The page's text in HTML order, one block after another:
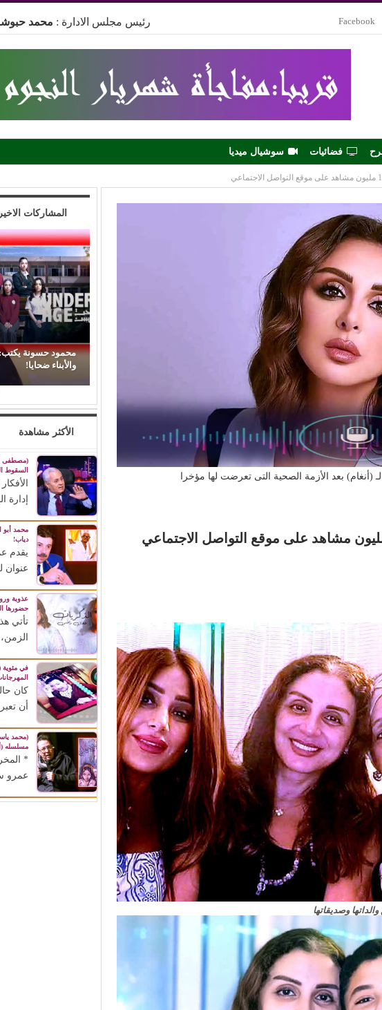
Facebook رئيس مجلس الادارة : محمد
فضائيات سوشيال ميديا
(أنغام) بعد الأزمة الصحية التى تعرضت لها مؤخرا
وصديقاتها
المشاركات
على
محمود حسونة يكتب: (تحت السن).. الأهل مذنبون
والأبناء ضحايا!
(الفن)
الأكثر مشاهدة
(مصطفى
السقوط
إدارة
محمد أبو
دياب!
يقدم
عنوان
عذوبة
حضورها
تأتي
في مئوية
كان
أن
(محمد
مسلسله
*
عمرو